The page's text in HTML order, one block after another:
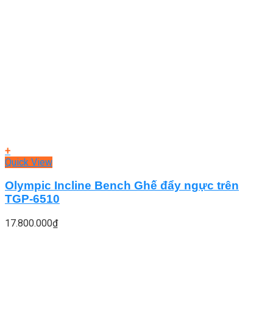
+
Quick View
Olympic Incline Bench Ghế đẩy ngực trên
TGP-6510
17.800.000₫